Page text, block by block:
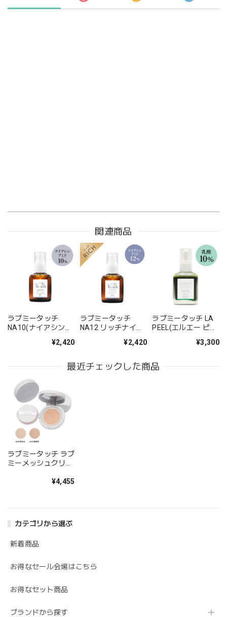
カテゴリから選ぶ
新着商品
お得なセール会場はこちら
お得なセット商品
ブランドから探す
関連商品
ラブミータッチ
NA10(ナイアシンア
¥2,420
ラブミータッチ
NA12 リッチナイア
¥2,420
ラブミータッチ LA
PEEL(エルエー ピー
¥3,300
最近チェックした商品
ラブミータッチ ラブ
ミーメッシュクリー
¥4,455